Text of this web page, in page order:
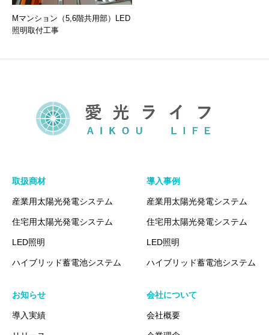
Mマンション（5,6階共用部）LED
照明取付工事
取扱商材
産業用太陽光発電システム
住宅用太陽光発電システム
LED照明
ハイブリッド蓄電池システム
導入事例
産業用太陽光発電システム
住宅用太陽光発電システム
LED照明
ハイブリッド蓄電池システム
お知らせ
導入実績
会社について
会社概要